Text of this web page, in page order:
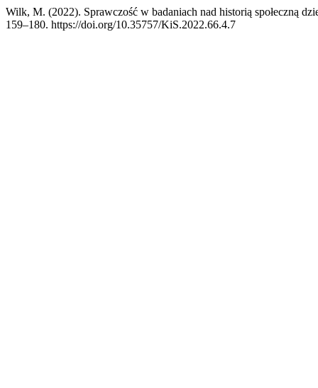
Wilk, M. (2022). Sprawczość w badaniach nad historią społeczną
159–180. https://doi.org/10.35757/KiS.2022.66.4.7